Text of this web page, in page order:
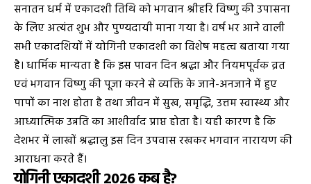
सनातन धर्म में एकादशी तिथि को भगवान श्रीहरि विष्णु की उपासना
के लिए अत्यंत शुभ और पुण्यदायी माना गया है। वर्ष भर आने वाली
सभी एकादशियों में योगिनी एकादशी का विशेष महत्व बताया गया
है। धार्मिक मान्यता है कि इस पावन दिन श्रद्धा और नियमपूर्वक व्रत
एवं भगवान विष्णु की पूजा करने से व्यक्ति के जाने-अनजाने में हुए
पापों का नाश होता है तथा जीवन में सुख, समृद्धि, उत्तम स्वास्थ्य और
आध्यात्मिक उन्नति का आशीर्वाद प्राप्त होता है। यही कारण है कि
देशभर में लाखों श्रद्धालु इस दिन उपवास रखकर भगवान नारायण की
आराधना करते हैं।